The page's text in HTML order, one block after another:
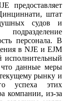
предоставляет
штат
судов и
персонала. В
в NJE и EJM
исполнительный
данные меры
рынку и
успеха этих
компании, из-за